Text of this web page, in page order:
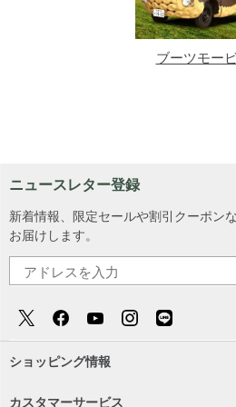
ブーツモー
ニュースレター登録
新着情報、限定セールや割引クーポン
お届けします。
ショッピング情報
カスタマーサービス